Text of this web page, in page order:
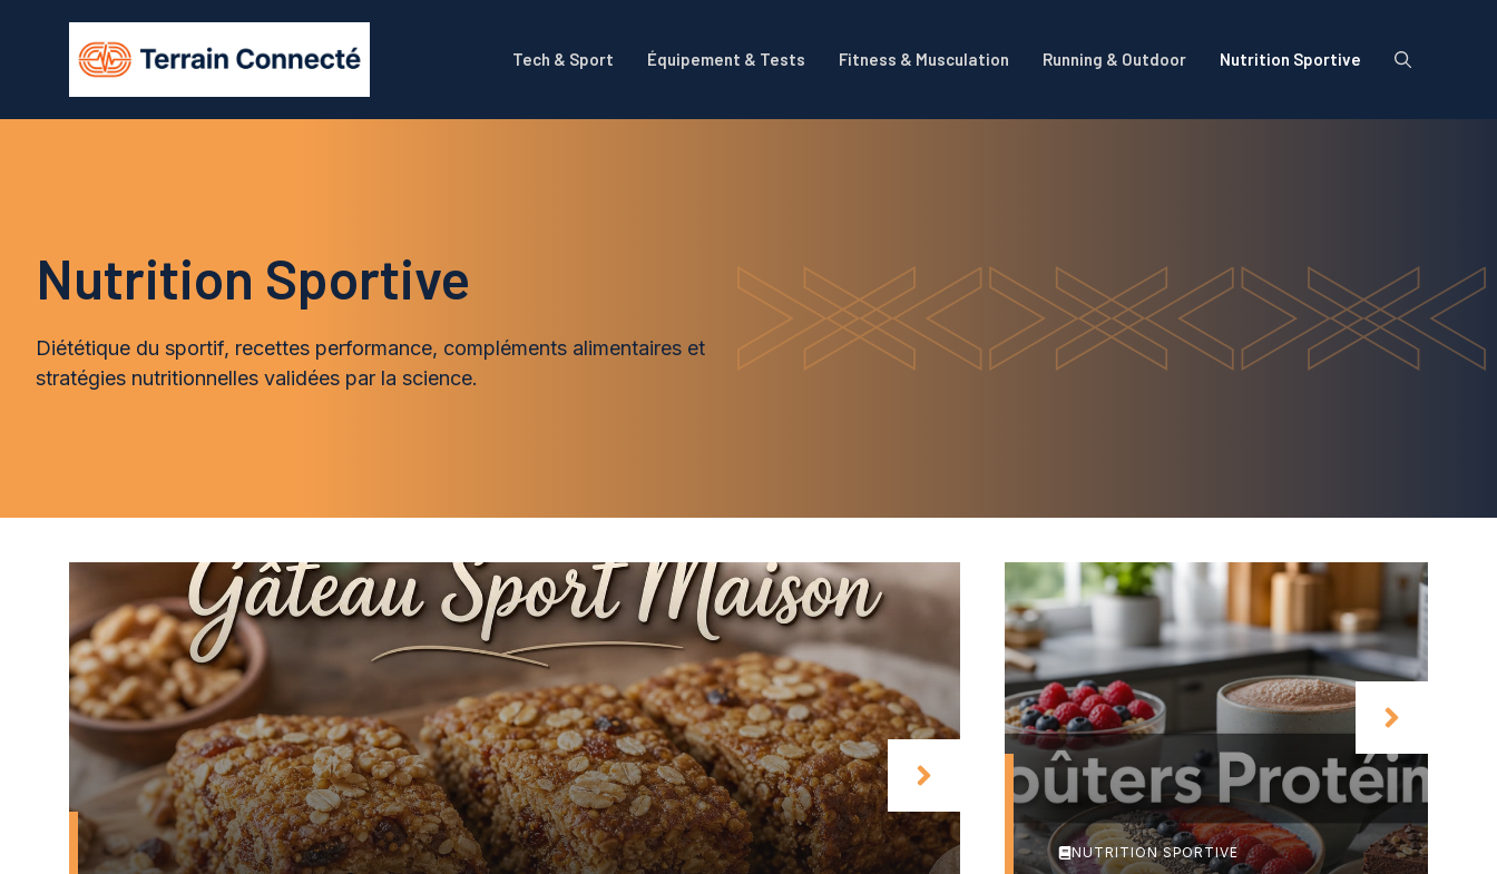
Tech & Sport Équipement & Tests Fitness & Musculation Running & Outdoor Nutrition Sportive
Nutrition Sportive
Diététique du sportif, recettes performance, compléments alimentaires et
stratégies nutritionnelles validées par la science.
NUTRITION SPORTIVE